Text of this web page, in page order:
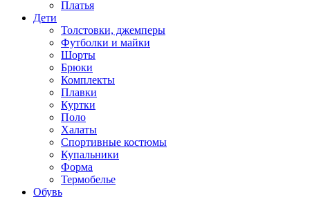
Платья
Дети
Толстовки, джемперы
Футболки и майки
Шорты
Брюки
Комплекты
Плавки
Куртки
Поло
Халаты
Спортивные костюмы
Купальники
Форма
Термобелье
Обувь